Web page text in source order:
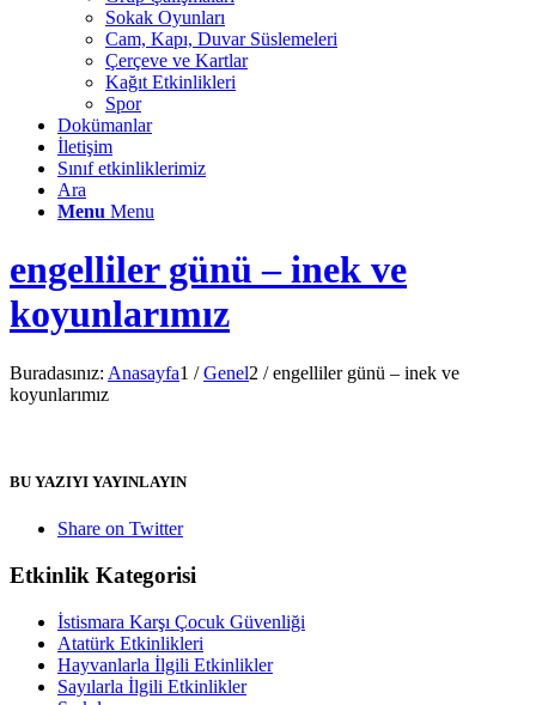
Sokak Oyunları
Cam, Kapı, Duvar Süslemeleri
Çerçeve ve Kartlar
Kağıt Etkinlikleri
Spor
Dokümanlar
İletişim
Sınıf etkinliklerimiz
Ara
Menu Menu
engelliler günü – inek ve
koyunlarımız
Buradasınız: Anasayfa1 / Genel2 / engelliler günü – inek ve
koyunlarımız
BU YAZIYI YAYINLAYIN
Share on Twitter
Etkinlik Kategorisi
İstismara Karşı Çocuk Güvenliği
Atatürk Etkinlikleri
Hayvanlarla İlgili Etkinlikler
Sayılarla İlgili Etkinlikler